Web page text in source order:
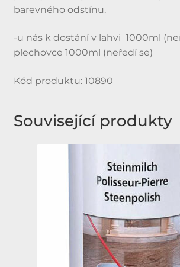
barevného odstínu.
-u nás k dostání v lahvi 1000ml
plechovce 1000ml (neředí se)
Kód produktu: 10890
Související produkty